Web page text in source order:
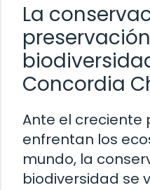
La
Concordia
Ante el creciente
enfrentan los
mundo, la
biodiversidad se